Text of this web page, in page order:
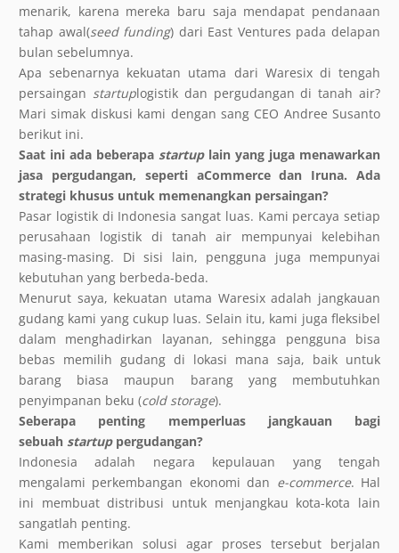
menarik, karena mereka baru saja mendapat pendanaan
tahap awal(seed funding) dari East Ventures pada delapan
bulan sebelumnya.
Apa sebenarnya kekuatan utama dari Waresix di tengah
persaingan startuplogistik dan pergudangan di tanah air?
Mari simak diskusi kami dengan sang CEO Andree Susanto
berikut ini.
Saat ini ada beberapa startuplain yang juga menawarkan
jasa pergudangan, seperti aCommerce dan Iruna. Ada
strategi khusus untuk memenangkan persaingan?
Pasar logistik di Indonesia sangat luas. Kami percaya setiap
perusahaan logistik di tanah air mempunyai kelebihan
masing-masing. Di sisi lain, pengguna juga mempunyai
kebutuhan yang berbeda-beda.
Menurut saya, kekuatan utama Waresix adalah jangkauan
gudang kami yang cukup luas. Selain itu, kami juga fleksibel
dalam menghadirkan layanan, sehingga pengguna bisa
bebas memilih gudang di lokasi mana saja, baik untuk
barang biasa maupun barang yang membutuhkan
penyimpanan beku (cold storage).
Seberapa penting memperluas jangkauan bagi
sebuah startuppergudangan?
Indonesia adalah negara kepulauan yang tengah
mengalami perkembangan ekonomi dan e-commerce. Hal
ini membuat distribusi untuk menjangkau kota-kota lain
sangatlah penting.
Kami memberikan solusi agar proses tersebut berjalan